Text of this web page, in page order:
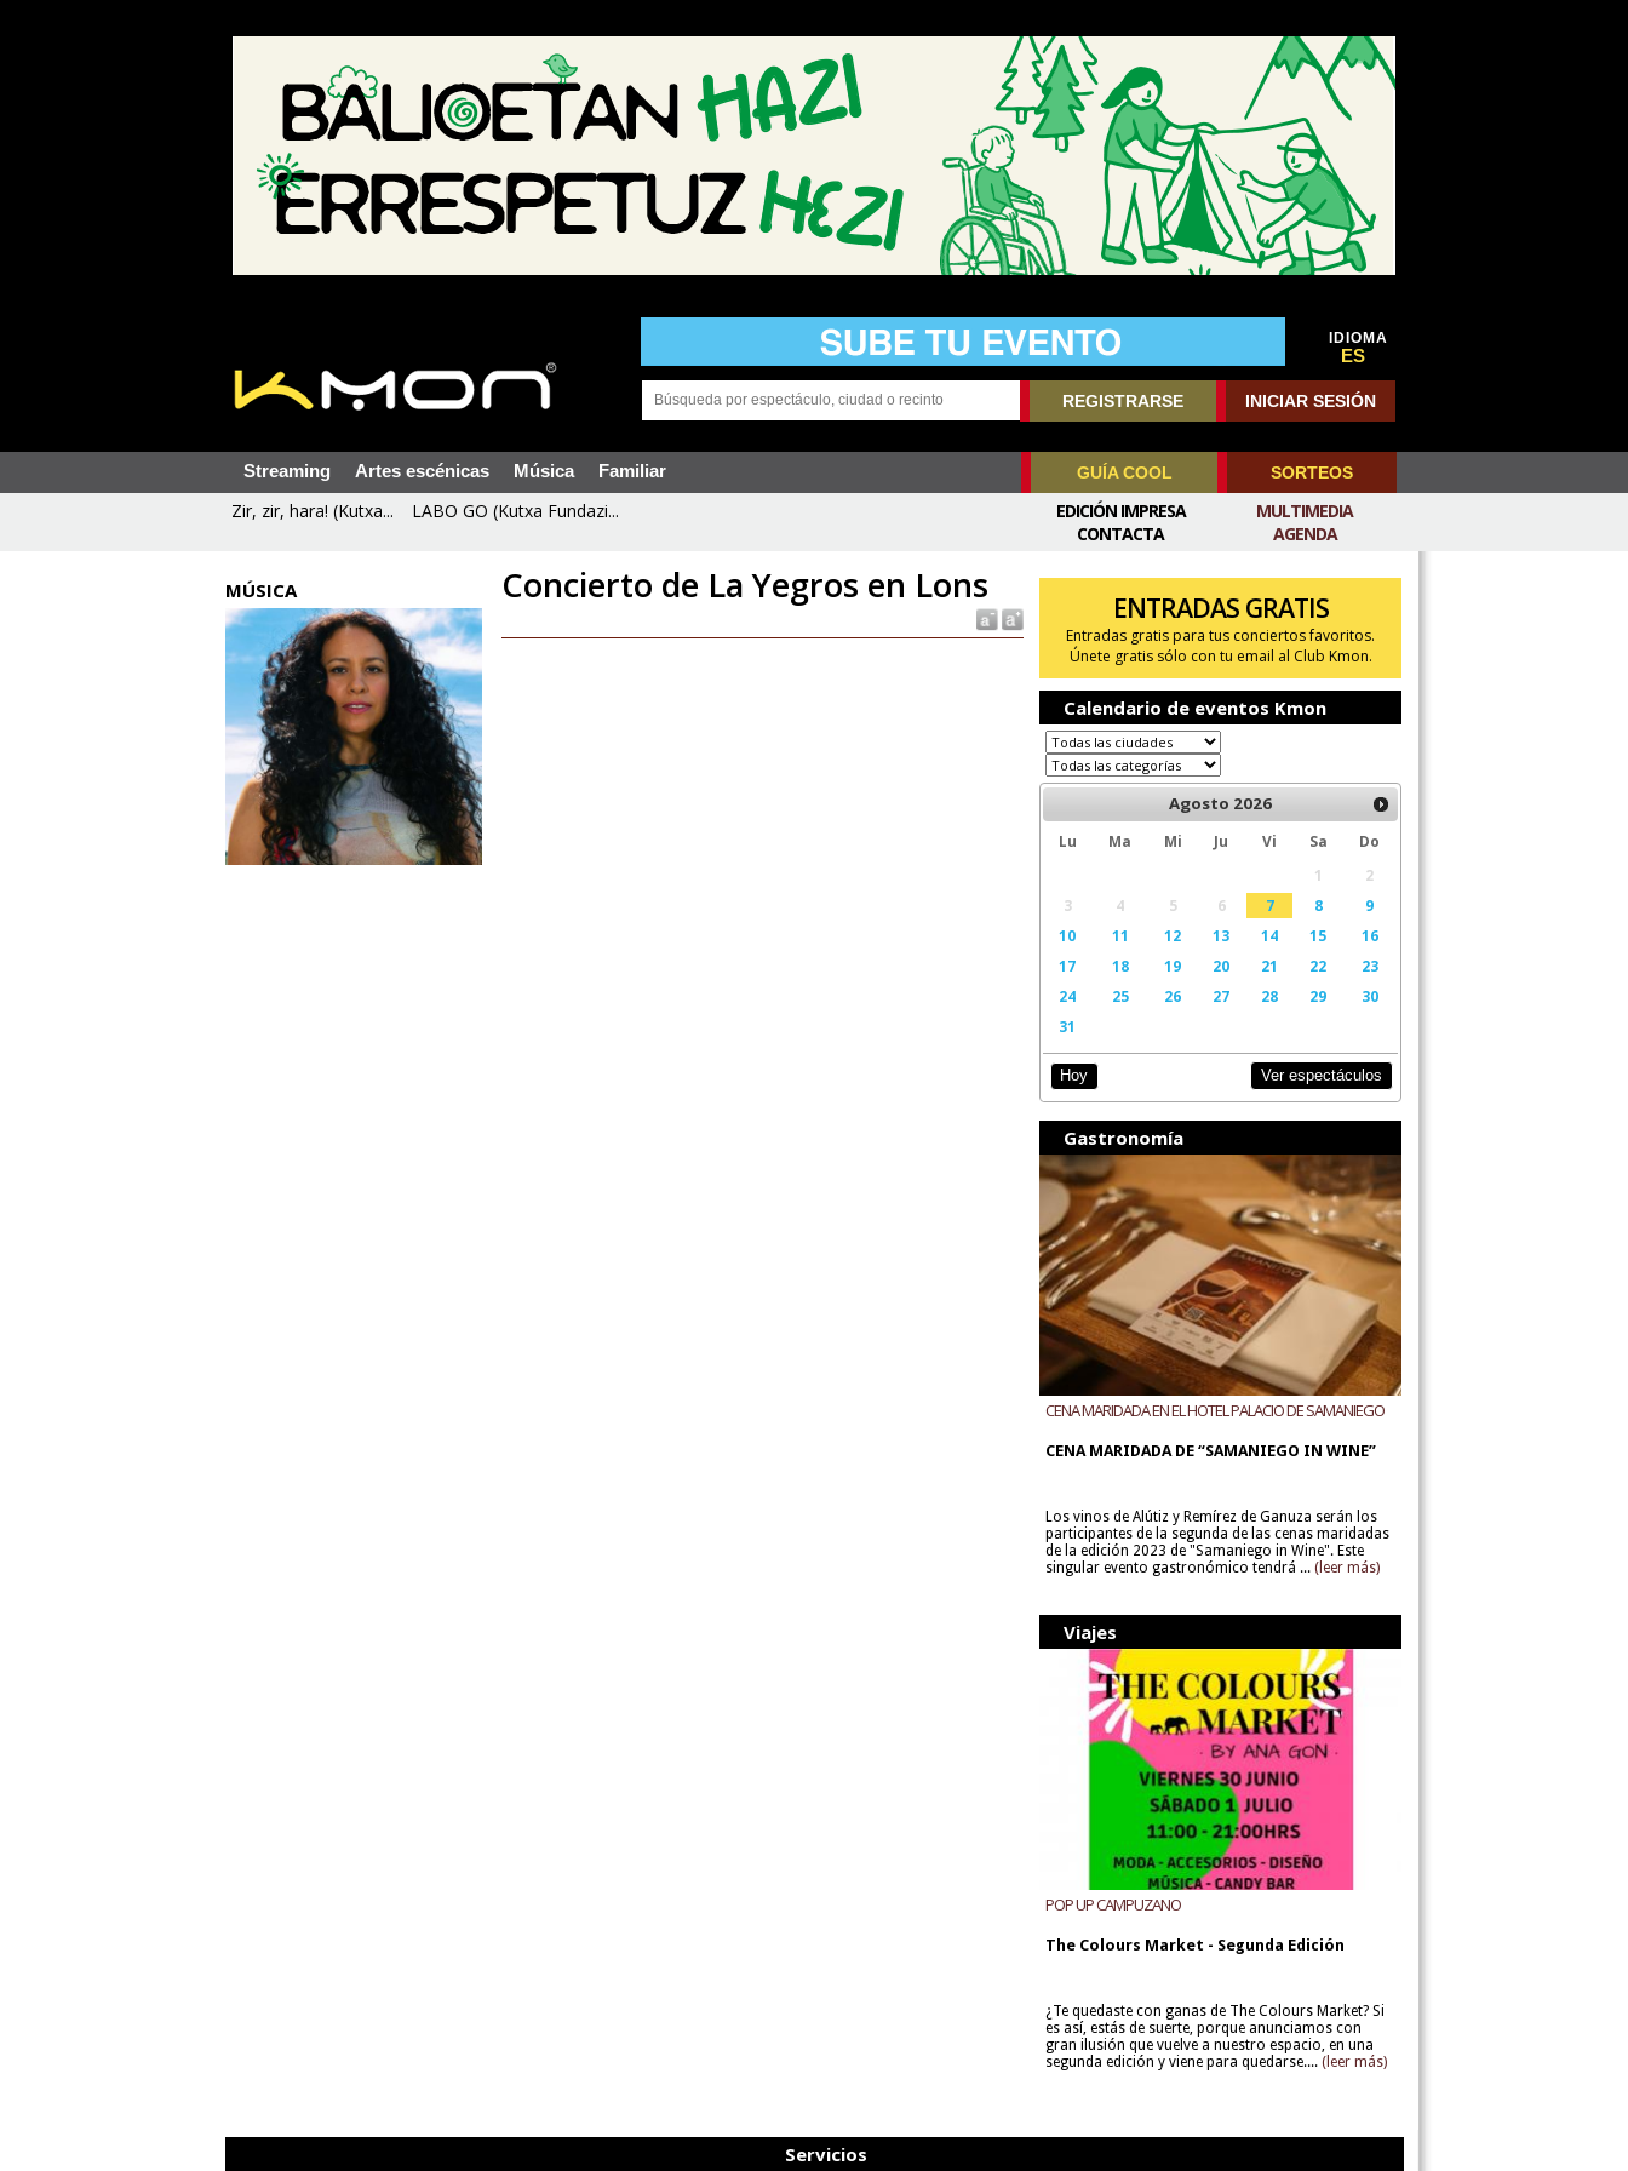
IDIOMA
ES
REGISTRARSE INICIAR SESIÓN
Streaming Artes escénicas Música Familiar GUÍA COOL SORTEOS
Zir, zir, hara! (Kutxa... LABO GO (Kutxa Fundazi...
MULTIMEDIA
AGENDA
EDICIÓN IMPRESA
CONTACTA
MÚSICA Concierto de La Yegros en Lons
ENTRADAS GRATIS
Entradas gratis para tus conciertos favoritos.
Únete gratis sólo con tu email al Club Kmon.
Calendario de eventos Kmon
Agosto 2026
Lu Ma Mi Ju Vi Sa
Do
1
2
3
4 5 6 7 8
9
10
11 12 13 14 15
16
17
18 19 20 21 22
23
24
25 26 27 28 29
30
31
Hoy Ver espectáculos
Gastronomía
CENA MARIDADA EN EL HOTEL PALACIO DE SAMANIEGO
CENA MARIDADA DE “SAMANIEGO IN WINE”
Los vinos de Alútiz y Remírez de Ganuza serán los
participantes de la segunda de las cenas maridadas
de la edición 2023 de "Samaniego in Wine". Este
singular evento gastronómico tendrá ... (leer más)
Viajes
POP UP CAMPUZANO
The Colours Market - Segunda Edición
¿Te quedaste con ganas de The Colours Market? Si
es así, estás de suerte, porque anunciamos con
gran ilusión que vuelve a nuestro espacio, en una
segunda edición y viene para quedarse.... (leer más)
Servicios